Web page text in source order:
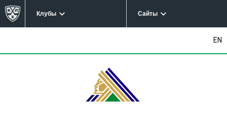
Клубы Сайты
EN